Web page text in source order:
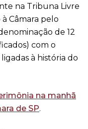
na Tribuna Livre
Câmara pelo
de 12
com o
à história do
na manhã
de SP.